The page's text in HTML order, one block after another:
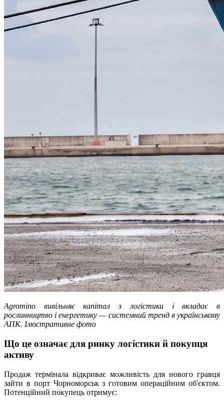
Agromino вивільняє капітал з логістики і вкладає в
рослинництво і енергетику — системний тренд в українському
АПК. Ілюстративне фото
Що це означає для ринку логістики й покупця
активу
Продаж термінала відкриває можливість для нового гравця
зайти в порт Чорноморськ з готовим операційним об'єктом.
Потенційний покупець отримує: